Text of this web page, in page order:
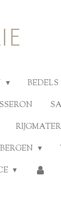
BEDELS